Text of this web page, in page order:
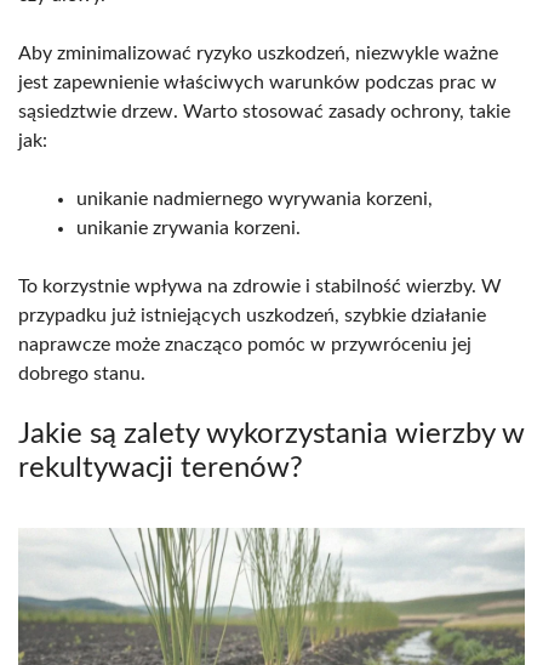
Aby zminimalizować ryzyko uszkodzeń, niezwykle ważne
jest zapewnienie właściwych warunków podczas prac w
sąsiedztwie drzew. Warto stosować zasady ochrony, takie
jak:
unikanie nadmiernego wyrywania korzeni,
unikanie zrywania korzeni.
To korzystnie wpływa na zdrowie i stabilność wierzby. W
przypadku już istniejących uszkodzeń, szybkie działanie
naprawcze może znacząco pomóc w przywróceniu jej
dobrego stanu.
Jakie są zalety wykorzystania wierzby w
rekultywacji terenów?